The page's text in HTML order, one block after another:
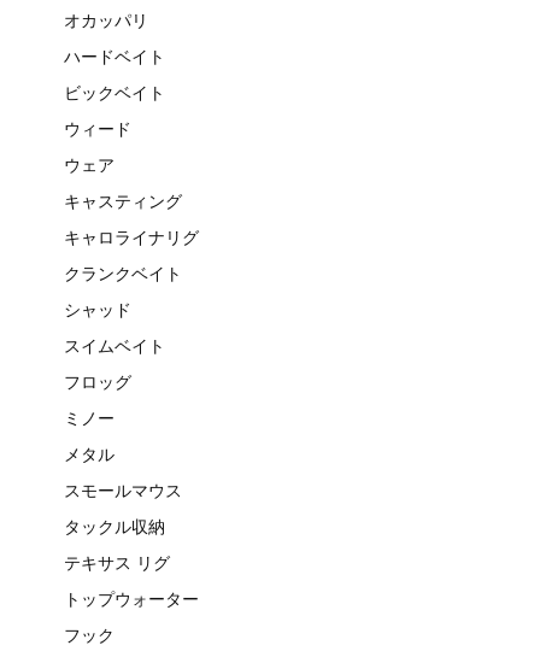
オカッパリ
ハードベイト
ビックベイト
ウィード
ウェア
キャスティング
キャロライナリグ
クランクベイト
シャッド
スイムベイト
フロッグ
ミノー
メタル
スモールマウス
タックル収納
テキサス リグ
トップウォーター
フック